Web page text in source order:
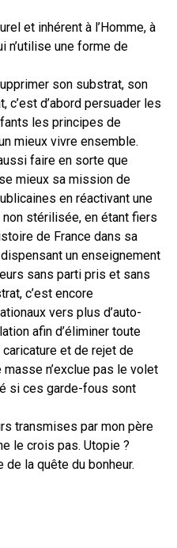
et inhérent à l’Homme, à
n’utilise une forme de
son substrat, son
d’abord persuader les
les principes de
mieux vivre ensemble.
faire en sorte que
mieux sa mission de
en réactivant une
stérilisée, en étant fiers
de France dans sa
un enseignement
sans parti pris et sans
c’est encore
vers plus d’auto-
afin d’éliminer toute
et de rejet de
masse n’exclue pas le volet
si ces garde-fous sont
transmises par mon père
le crois pas. Utopie ?
la quête du bonheur.